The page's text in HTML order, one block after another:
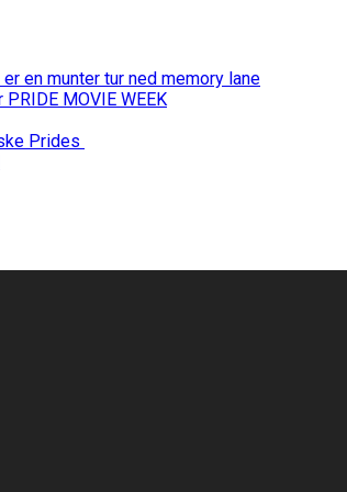
en munter tur ned memory lane
MOVIE WEEK
Prides